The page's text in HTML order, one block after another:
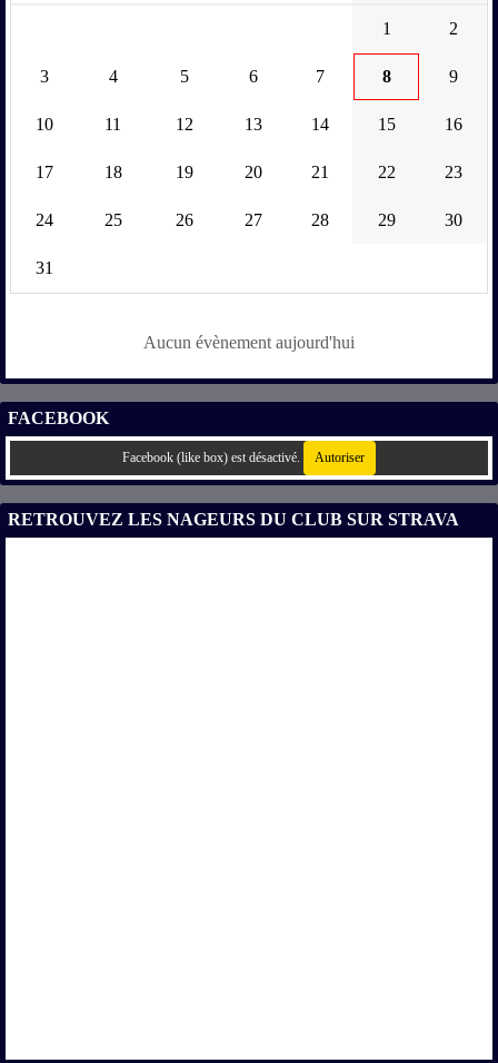
1 2
3 4 5 6 7 8 9
10 11 12 13 14 15 16
17 18 19 20 21 22 23
24 25 26 27 28 29 30
31
Aucun évènement aujourd'hui
FACEBOOK
Facebook (like box) est désactivé. Autoriser
RETROUVEZ LES NAGEURS DU CLUB SUR STRAVA